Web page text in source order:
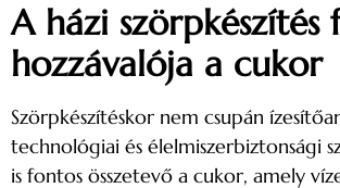
A házi szörpkészítés
hozzávalója a cukor
Szörpkészítéskor nem csupán
technológiai és élelmiszerbiztonsági
is fontos összetevő a cukor, amely